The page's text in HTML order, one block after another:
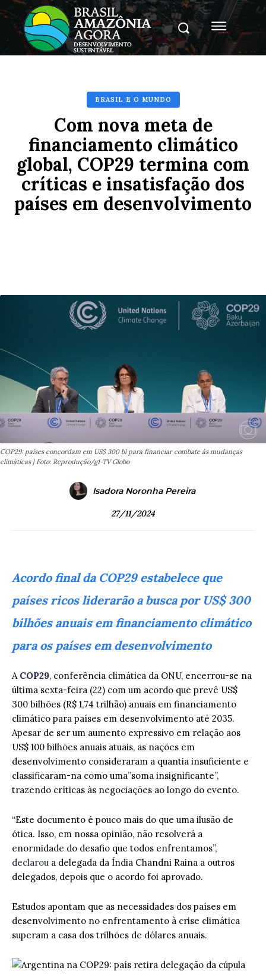
BRASIL E O MUNDO
Com nova meta de
financiamento climático
global, COP29 termina com
críticas e insatisfação dos
países em desenvolvimento
COP29: países concordam em US$ 300 bi para financiar combate às mudanças
climáticas | Foto: Reprodução/g1-TV Globo
Isadora Noronha Pereira
27/11/2024
Acordo final da COP29 estabelece que
países ricos liderarão a busca por US$ 300
bilhões anuais em financiamento climático
para os países em desenvolvimento
A COP29, conferência climática da ONU, encerrou-se na
última sexta-feira (22) com um acordo que prevê US$
300 bilhões (R$ 1,74 trilhão) anuais em financiamento
climático para países em desenvolvimento até 2035.
Apesar de ser um aumento expressivo em relação aos
US$ 100 bilhões anuais atuais, as nações em
desenvolvimento consideraram a quantia insuficiente e
classificaram-na como uma”soma insignificante”,
trazendo críticas às negociações ao longo do evento.
“Este documento é pouco mais do que uma ilusão de
ótica. Isso, em nossa opinião, não resolverá a
enormidade do desafio que todos enfrentamos”,
declarou a delegada da Índia Chandni Raina a outros
delegados, depois que o acordo foi aprovado.
Estudos apontam que as necessidades dos países em
desenvolvimento no enfrentamento à crise climática
superam a casa dos trilhões de dólares anuais.